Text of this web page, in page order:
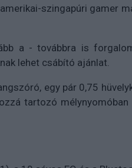
szingapúri gamer
a - továbbra is
lehet csábító ajánlat.
egy pár 0,75
tartozó